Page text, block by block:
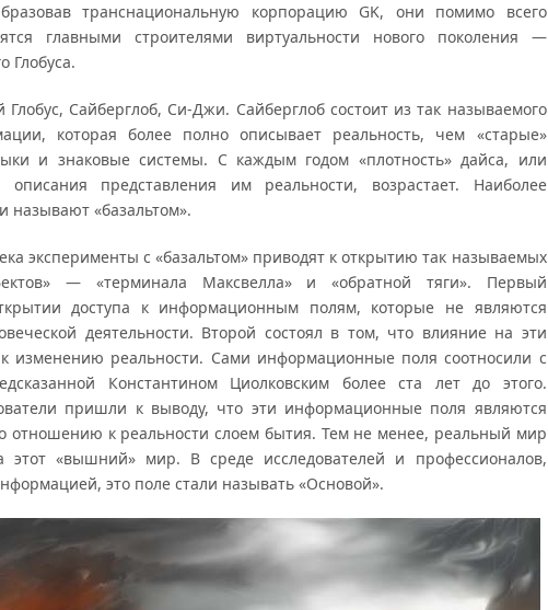
транснациональную корпорацию GK, они помимо всего
главными строителями виртуальности нового поколения —
Глобуса.
Глобус, Сайберглоб, Си-Джи. Сайберглоб состоит из так называемого
которая более полно описывает реальность, чем «старые»
и знаковые системы. С каждым годом «плотность» дайса, или
представления им реальности, возрастает. Наиболее
называют «базальтом».
эксперименты с «базальтом» приводят к открытию так называемых
— «терминала Максвелла» и «обратной тяги». Первый
доступа к информационным полям, которые не являются
деятельности. Второй состоял в том, что влияние на эти
изменению реальности. Сами информационные поля соотносили с
Константином Циолковским более ста лет до этого.
пришли к выводу, что эти информационные поля являются
отношению к реальности слоем бытия. Тем не менее, реальный мир
этот «вышний» мир. В среде исследователей и профессионалов,
это поле стали называть «Основой».